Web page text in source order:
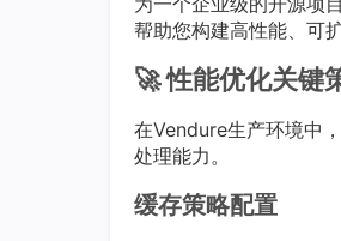
帮助您构建高性能、可
🚀 性能优化关键
在Vendure生产环境中
处理能力。
缓存策略配置